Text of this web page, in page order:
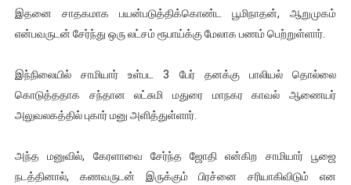
இதனை சாதகமாக பயன்படுத்திக்கொண்ட பூமிநாதன், ஆறுமுகம்
என்பவருடன் சேர்ந்து ஒரு லட்சம் ரூபாய்க்கு மேலாக பணம் பெற்றுள்ளார்.
இந்நிலையில் சாமியார் உள்பட 3 பேர் தனக்கு பாலியல் தொல்லை
கொடுத்ததாக சந்தான லட்சுமி மதுரை மாநகர காவல் ஆணையர்
அலுவலகத்தில் புகார் மனு அளித்துள்ளார்.
அந்த மனுவில், கேரளாவை சேர்ந்த ஜோதி என்கிற சாமியார் பூஜை
நடத்தினால், கணவருடன் இருக்கும் பிரச்னை சரியாகிவிடும் என